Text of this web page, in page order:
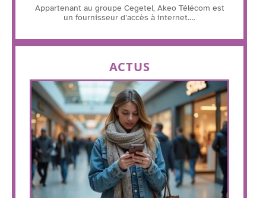
Appartenant au groupe Cegetel, Akeo Télécom est
un fournisseur d’accès à internet.…
ACTUS